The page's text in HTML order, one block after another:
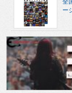
ー